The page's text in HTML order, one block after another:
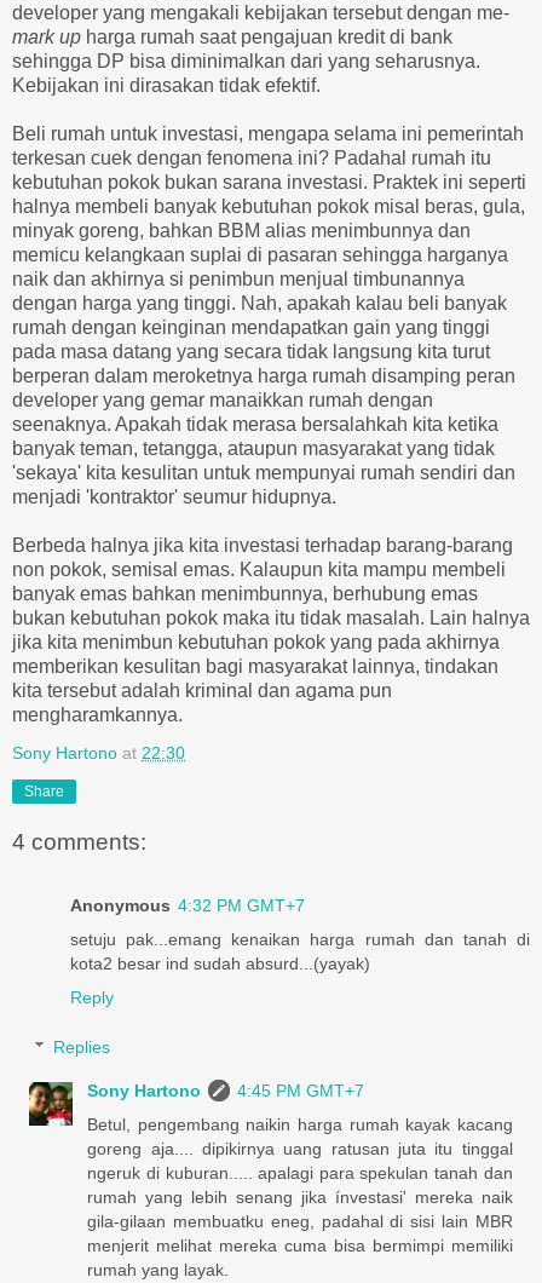
developer yang mengakali kebijakan tersebut dengan me-
mark up harga rumah saat pengajuan kredit di bank
sehingga DP bisa diminimalkan dari yang seharusnya.
Kebijakan ini dirasakan tidak efektif.
Beli rumah untuk investasi, mengapa selama ini pemerintah
terkesan cuek dengan fenomena ini? Padahal rumah itu
kebutuhan pokok bukan sarana investasi. Praktek ini seperti
halnya membeli banyak kebutuhan pokok misal beras, gula,
minyak goreng, bahkan BBM alias menimbunnya dan
memicu kelangkaan suplai di pasaran sehingga harganya
naik dan akhirnya si penimbun menjual timbunannya
dengan harga yang tinggi. Nah, apakah kalau beli banyak
rumah dengan keinginan mendapatkan gain yang tinggi
pada masa datang yang secara tidak langsung kita turut
berperan dalam meroketnya harga rumah disamping peran
developer yang gemar manaikkan rumah dengan
seenaknya. Apakah tidak merasa bersalahkah kita ketika
banyak teman, tetangga, ataupun masyarakat yang tidak
'sekaya' kita kesulitan untuk mempunyai rumah sendiri dan
menjadi 'kontraktor' seumur hidupnya.
Berbeda halnya jika kita investasi terhadap barang-barang
non pokok, semisal emas. Kalaupun kita mampu membeli
banyak emas bahkan menimbunnya, berhubung emas
bukan kebutuhan pokok maka itu tidak masalah. Lain halnya
jika kita menimbun kebutuhan pokok yang pada akhirnya
memberikan kesulitan bagi masyarakat lainnya, tindakan
kita tersebut adalah kriminal dan agama pun
mengharamkannya.
Sony Hartono at 22:30
Share
4 comments:
Anonymous 4:32 PM GMT+7
setuju pak...emang kenaikan harga rumah dan tanah di
kota2 besar ind sudah absurd...(yayak)
Reply
Replies
Sony Hartono
4:45 PM GMT+7
Betul, pengembang naikin harga rumah kayak kacang
goreng aja.... dipikirnya uang ratusan juta itu tinggal
ngeruk di kuburan..... apalagi para spekulan tanah dan
rumah yang lebih senang jika ínvestasi' mereka naik
gila-gilaan membuatku eneg, padahal di sisi lain MBR
menjerit melihat mereka cuma bisa bermimpi memiliki
rumah yang layak.